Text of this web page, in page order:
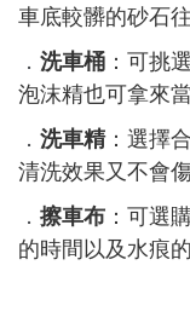
車底較髒的砂石
． 洗車桶 ：可挑
泡沫精也可拿來當
． 洗車精：選擇
清洗效果又不會傷
． 擦車布 ：可選
的時間以及水痕的